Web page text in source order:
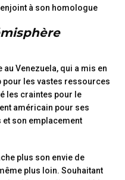
à son homologue
Venezuela, qui a mis en
pour les vastes ressources
les craintes pour le
américain pour ses
son emplacement
plus son envie de
plus loin. Souhaitant